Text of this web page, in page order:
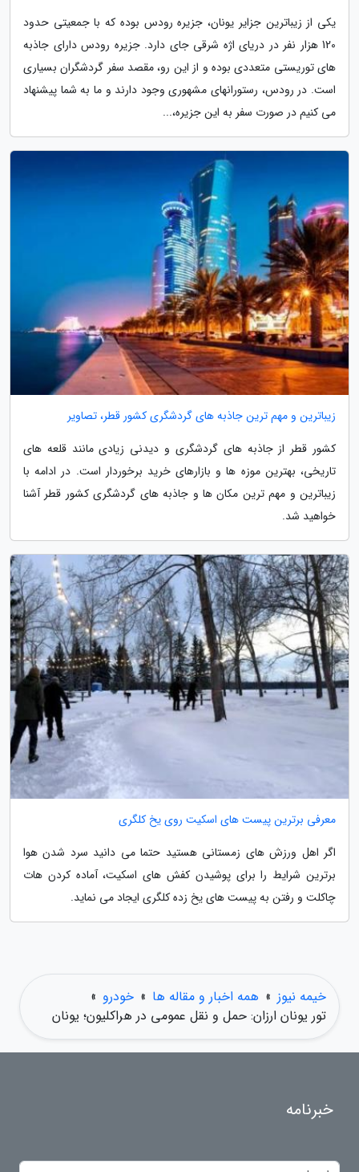
یکی از زیباترین جزایر یونان، جزیره رودس بوده که با جمعیتی حدود
120 هزار نفر در دریای اژه شرقی جای دارد. جزیره رودس دارای جاذبه
های توریستی متعددی بوده و از این رو، مقصد سفر گردشگران بسیاری
است. در رودس، رستورانهای مشهوری وجود دارند و ما به شما پیشنهاد
می کنیم در صورت سفر به این جزیره،...
زیباترین و مهم ترین جاذبه های گردشگری کشور قطر، تصاویر
کشور قطر از جاذبه های گردشگری و دیدنی زیادی مانند قلعه های
تاریخی، بهترین موزه ها و بازارهای خرید برخوردار است. در ادامه با
زیباترین و مهم ترین مکان ها و جاذبه های گردشگری کشور قطر آشنا
خواهید شد.
معرفی برترین پیست های اسکیت روی یخ کلگری
اگر اهل ورزش های زمستانی هستید حتما می دانید سرد شدن هوا
برترین شرایط را برای پوشیدن کفش های اسکیت، آماده کردن هات
چاکلت و رفتن به پیست های یخ زده کلگری ایجاد می نماید.
خیمه نیوز » همه اخبار و مقاله ها » خودرو »
تور یونان ارزان: حمل و نقل عمومی در هراکلیون؛ یونان
خبرنامه